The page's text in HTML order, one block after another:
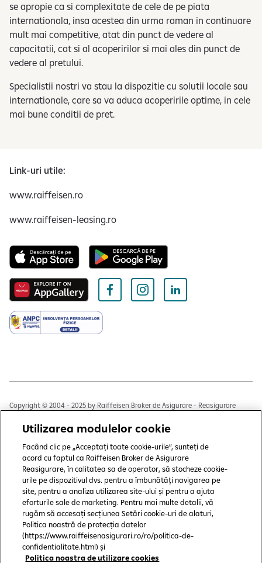
se apropie ca si complexitate de cele de pe piata
internationala, insa acestea din urma raman in continuare
mult mai competitive, atat din punct de vedere al
capacitatii, cat si al acoperirilor si mai ales din punct de
vedere al pretului.
Specialistii nostri va stau la dispozitie cu solutii locale sau
internationale, care sa va aduca acoperirile optime, in cele
mai bune conditii de pret.
Link-uri utile:
www.raiffeisen.ro
www.raiffeisen-leasing.ro
Copyright © 2004 - 2025 by Raiffeisen Broker de Asigurare - Reasigurare
Termeni și condiții
Politică de utilizare cookies
Preferințe cookie-uri
Politica de confidențialitate
Protecția consumatorului
CSALB
Utilizarea modulelor cookie
Facând clic pe „Acceptați toate cookie-urile”, sunteți de
acord cu faptul ca Raiffeisen Broker de Asigurare
Reasigurare, în calitatea sa de operator, să stocheze cookie-
urile pe dispozitivul dvs. pentru a îmbunătăți navigarea pe
site, pentru a analiza utilizarea site-ului și pentru a ajuta
eforturile sale de marketing. Pentru mai multe detalii, vă
rugăm să accesați secțiunea Setări cookie-uri de alaturi,
Politica noastră de protecția datelor
(https://www.raiffeisenasigurari.ro/ro/politica-de-
confidentialitate.html) și
Politica noastra de utilizare cookies